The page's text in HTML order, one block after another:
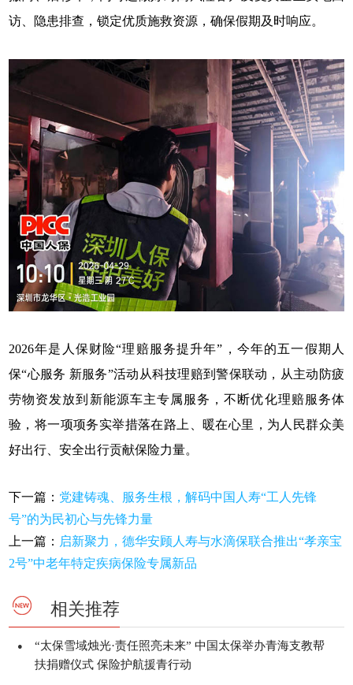
访、隐患排查，锁定优质施救资源，确保假期及时响应。
2026年是人保财险“理赔服务提升年”，今年的五一假期人
保“心服务 新服务”活动从科技理赔到警保联动，从主动防疲
劳物资发放到新能源车主专属服务，不断优化理赔服务体
验，将一项项务实举措落在路上、暖在心里，为人民群众美
好出行、安全出行贡献保险力量。
下一篇： 党建铸魂、服务生根，解码中国人寿“工人先锋
号”的为民初心与先锋力量
上一篇： 启新聚力，德华安顾人寿与水滴保联合推出“孝亲宝
2号”中老年特定疾病保险专属新品
相关推荐
●
“太保雪域烛光·责任照亮未来” 中国太保举办青海支教帮
扶捐赠仪式 保险护航援青行动